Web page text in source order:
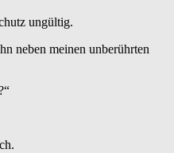
ungültig.
neben meinen unberührten